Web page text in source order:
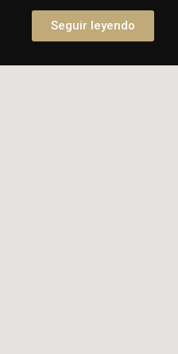
Seguir leyendo